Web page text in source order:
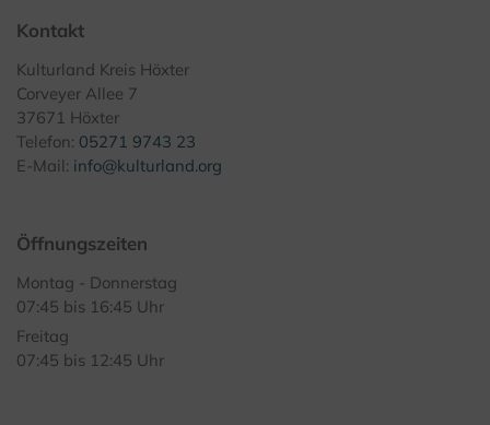
Kontakt
Kulturland Kreis Höxter
Corveyer Allee 7
37671 Höxter
Telefon: 05271 9743 23
E-Mail: info@kulturland.org
Öffnungszeiten
Montag - Donnerstag
07:45 bis 16:45 Uhr
Freitag
07:45 bis 12:45 Uhr